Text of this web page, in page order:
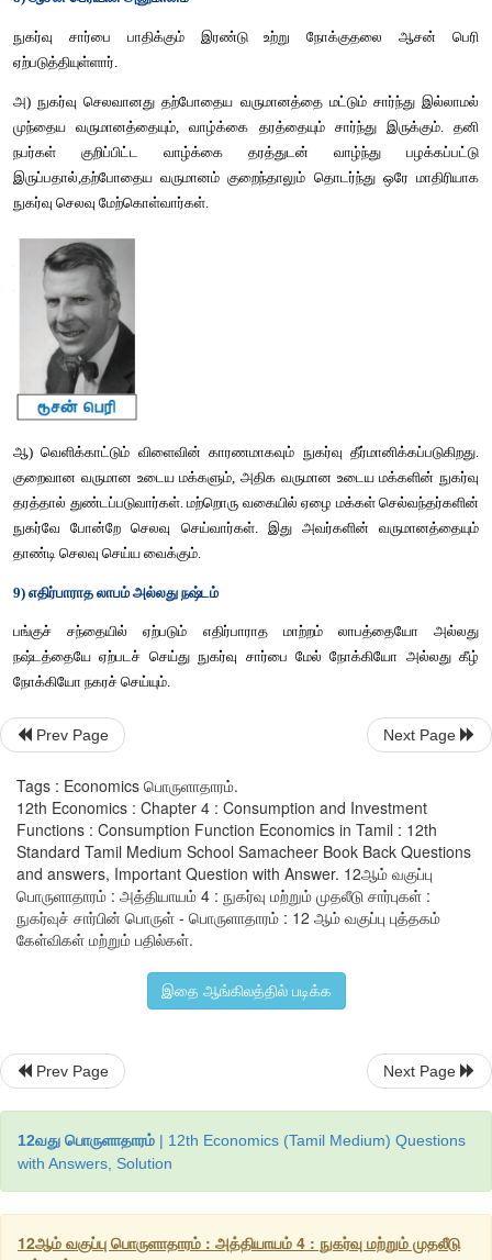
தூண்டுகின்ற முக்கிய அகவய காரணிகள் கீழே
கீன்ஸ் எட்டு நோக்கங்களை பட்டியலிட்டு உள்ளார். இவை தனி
செய்வது இருந்து விலக்களிக்கிறது. அவையாவன:
1. முன்னெச்சரிக்கை நோக்கம் : எதிர்பாராமல் ஏற்படும்
ரொக்கமாக வைப்பது. எ.கா. விபத்து, உடல் நலனின்மை
காலம்
3. கணிக்கும் நோக்கம் :
4. முன்னேறும் நோக்கம் :
விருப்பம்
6. வாணிப நோக்கம் (வியாபாரத்தை முன்னேற்றுவதற்கான
நோக்கம் (விட்டுச் செல்வதற்கான விருப்பம்)
8. பேராசை நோக்கம் (முற்றிலும் மோசமான உள்ளுணர்வு)
கீன்ஸ் : முன்னெச்சரிக்கை, எதிர்பார்த்தல் கணித்தல்,
சுதந்திரம், வாணிபம், கர்வம், பேராசை ஆகியவை நுகர்ச்சியைப்
நோக்கங்களாகக் கூறியுள்ளார்.
பின்வரும் நான்கு நோக்கங்களுக்காக முக்கியமாக சேமிக்கும்.
1. வாணிப நோக்கம் : கடன் இல்லாமல் மூலதன முதலீடு
வளங்களை பெறும் விருப்பம்.
2. நீர்மைதன்மை நோக்கம் : அவசரகாலம், சிக்கல்களை
3. முன்னேறும் நோக்கம் : வருமானத்தை அதிகரிப்பதற்காகவும்,
உறுதிப் படுத்தும் விருப்பம்.
சார்பு குறுகிய காலத்தில் நிலையானது என்கிறார்.
Prev Page Next Page
Tags : Economics பொருளாதாரம்.
12th Economics : Chapter 4 : Consumption and Investment
Functions : Consumption Function Economics in Tamil : 12th
Standard Tamil Medium School Samacheer Book Back Questions
and answers, Important Question with Answer. 12ஆம் வகுப்பு
பொருளாதாரம் : அத்தியாயம் 4 : நுகர்வு மற்றும் முதலீடு சார்புகள் :
நுகர்வுச் சார்பின் பொருள் - பொருளாதாரம் : 12 ஆம் வகுப்பு புத்தகம்
கேள்விகள் மற்றும் பதில்கள்.
இதை ஆங்கிலத்தில் படிக்க
Prev Page Next Page
12வது பொருளாதாரம் | 12th Economics (Tamil Medium) Questions
with Answers, Solution
12ஆம் வகுப்பு பொருளாதாரம் : அத்தியாயம் 4 : நுகர்வு மற்றும் முதலீடு